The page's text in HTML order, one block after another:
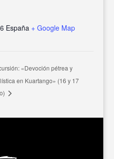
España + Google Map
«Devoción pétrea y
en Kuartango» (16 y 17